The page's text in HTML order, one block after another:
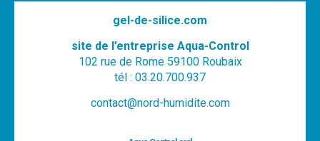
gel-de-silice.com
site de l’entreprise Aqua-Control
102 rue de Rome 59100 Roubaix
tél : 03.20.700.937
contact@nord-humidite.com